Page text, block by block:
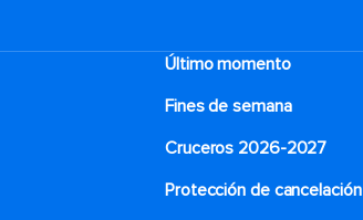
Último momento
Fines de semana
Cruceros 2026-2027
Protección de cancelación